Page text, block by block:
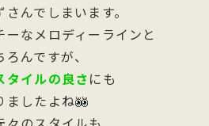
んでしまいます。
ーなメロディーラインと
んですが、
タイルの良さにも
ましたよね